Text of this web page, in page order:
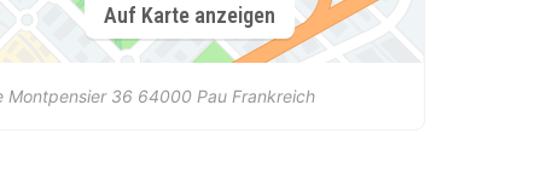
Auf Karte anzeigen
Montpensier 36 64000 Pau Frankreich